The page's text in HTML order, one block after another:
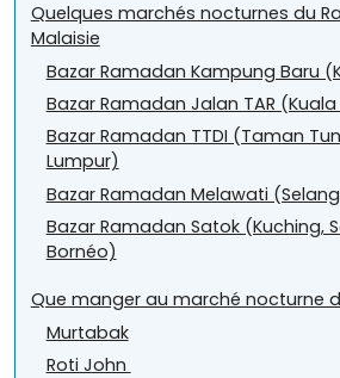
Quelques marchés nocturnes du
Malaisie
Bazar Ramadan Kampung Baru
Bazar Ramadan Jalan TAR
Bazar Ramadan TTDI (Taman
Lumpur)
Bazar Ramadan Melawati
Bazar Ramadan Satok (Kuching,
Bornéo)
Que manger au marché nocturne
Murtabak
Roti John